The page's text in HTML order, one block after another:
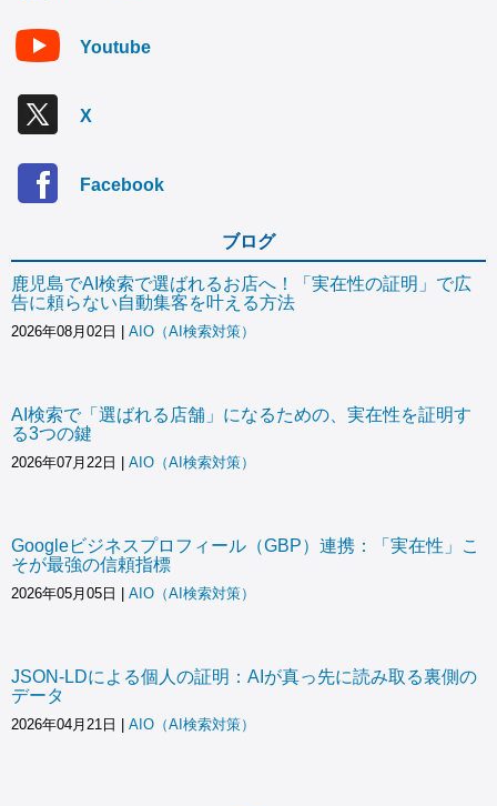
Youtube
X
Facebook
ブログ
鹿児島でAI検索で選ばれるお店へ！「実在性の証明」で広
告に頼らない自動集客を叶える方法
2026年08月02日 | AIO（AI検索対策）
AI検索で「選ばれる店舗」になるための、実在性を証明す
る3つの鍵
2026年07月22日 | AIO（AI検索対策）
Googleビジネスプロフィール（GBP）連携：「実在性」こ
そが最強の信頼指標
2026年05月05日 | AIO（AI検索対策）
JSON-LDによる個人の証明：AIが真っ先に読み取る裏側の
データ
2026年04月21日 | AIO（AI検索対策）